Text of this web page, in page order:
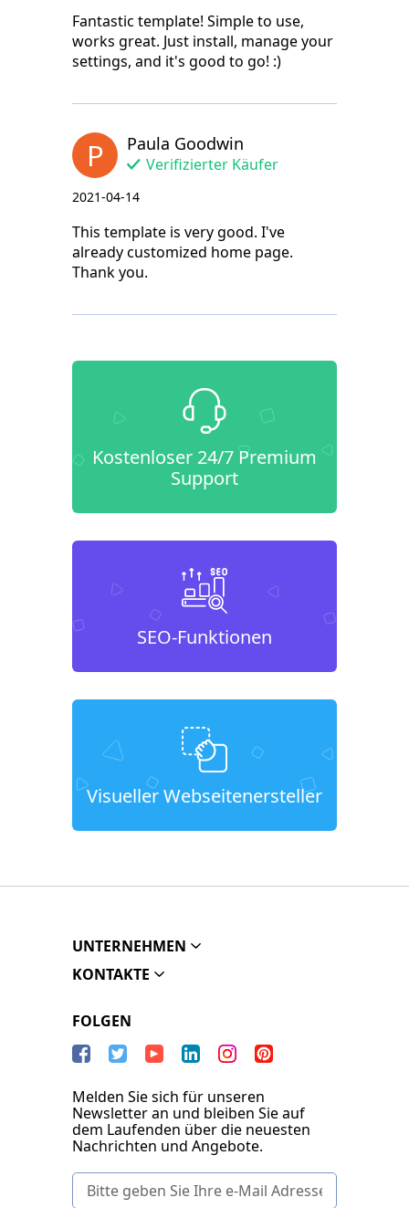
Fantastic template! Simple to use,
works great. Just install, manage your
settings, and it's good to go! :)
P Paula Goodwin
Verifizierter Käufer
2021-04-14
This template is very good. I've
already customized home page.
Thank you.
Kostenloser 24/7 Premium
Support
SEO-Funktionen
Visueller Webseitenersteller
UNTERNEHMEN
KONTAKTE
FOLGEN
Melden Sie sich für unseren
Newsletter an und bleiben Sie auf
dem Laufenden über die neuesten
Nachrichten und Angebote.